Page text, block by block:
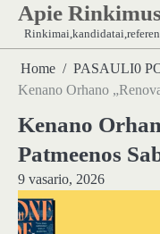
Skip
content
Apie
Home
PASAULI0
Kenano Orhano
Kenano
Patmeenos
9 vasario, 2026